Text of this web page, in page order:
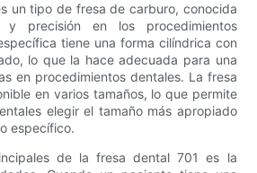
un tipo de fresa de carburo, conocida
precisión en los procedimientos
tiene una forma cilíndrica con
lo que la hace adecuada para una
en procedimientos dentales. La fresa
en varios tamaños, lo que permite
elegir el tamaño más apropiado
específico.
de la fresa dental 701 es la